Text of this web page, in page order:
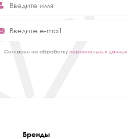
Согласен на обработку персональных данных
Бренды